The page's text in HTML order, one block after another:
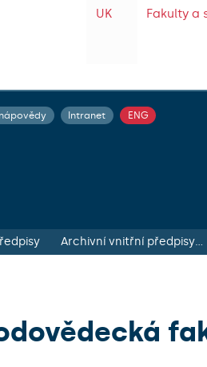
UK Fakulty a
Intranet ENG
Archivní vnitřní předpisy fakult a součástí